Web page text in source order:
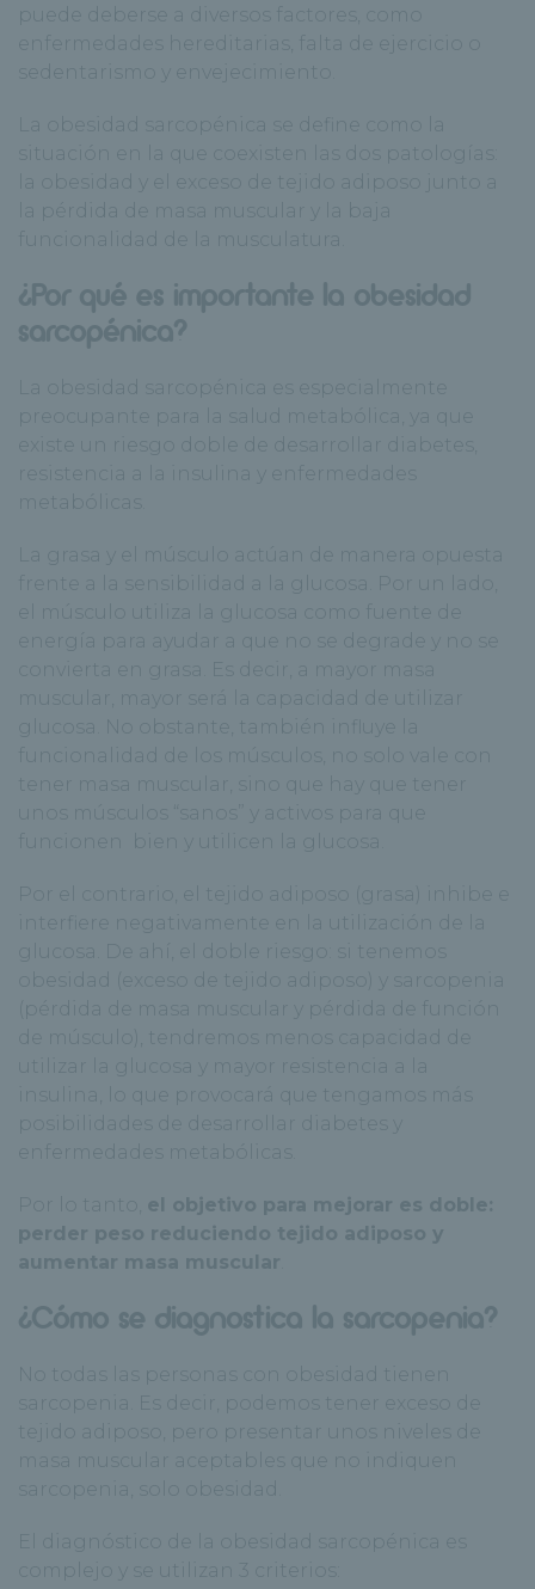
puede deberse a diversos factores, como
enfermedades hereditarias, falta de ejercicio o
sedentarismo y envejecimiento.
La obesidad sarcopénica se define como la
situación en la que coexisten las dos patologías:
la obesidad y el exceso de tejido adiposo junto a
la pérdida de masa muscular y la baja
funcionalidad de la musculatura.
¿Por qué es importante la obesidad
sarcopénica?
La obesidad sarcopénica es especialmente
preocupante para la salud metabólica, ya que
existe un riesgo doble de desarrollar diabetes,
resistencia a la insulina y enfermedades
metabólicas.
La grasa y el músculo actúan de manera opuesta
frente a la sensibilidad a la glucosa. Por un lado,
el músculo utiliza la glucosa como fuente de
energía para ayudar a que no se degrade y no se
convierta en grasa. Es decir, a mayor masa
muscular, mayor será la capacidad de utilizar
glucosa. No obstante, también influye la
funcionalidad de los músculos, no solo vale con
tener masa muscular, sino que hay que tener
unos músculos “sanos” y activos para que
funcionen bien y utilicen la glucosa.
Por el contrario, el tejido adiposo (grasa) inhibe e
interfiere negativamente en la utilización de la
glucosa. De ahí, el doble riesgo: si tenemos
obesidad (exceso de tejido adiposo) y sarcopenia
(pérdida de masa muscular y pérdida de función
de músculo), tendremos menos capacidad de
utilizar la glucosa y mayor resistencia a la
insulina, lo que provocará que tengamos más
posibilidades de desarrollar diabetes y
enfermedades metabólicas.
Por lo tanto,
el objetivo para mejorar es doble:
perder peso reduciendo tejido adiposo y
aumentar masa muscular
¿Cómo se diagnostica la sarcopenia?
No todas las personas con obesidad tienen
sarcopenia. Es decir, podemos tener exceso de
tejido adiposo, pero presentar unos niveles de
masa muscular aceptables que no indiquen
sarcopenia, solo obesidad.
El diagnóstico de la obesidad sarcopénica es
complejo y se utilizan 3 criterios: